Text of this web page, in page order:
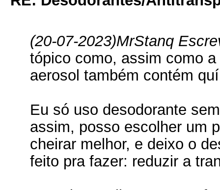
(20-07-2023)MrStanq
tópico como, assim como
aerosol também contém
Eu só uso desodorante
assim, posso escolher um
cheirar melhor, e deixo o
feito pra fazer: reduzir a